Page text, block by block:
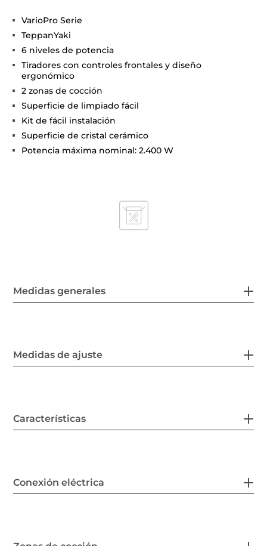
VarioPro Serie
TeppanYaki
6 niveles de potencia
Tiradores con controles frontales y diseño
ergonómico
2 zonas de cocción
Superficie de limpiado fácil
Kit de fácil instalación
Superficie de cristal cerámico
Potencia máxima nominal: 2.400 W
Medidas generales
Medidas de ajuste
Características
Conexión eléctrica